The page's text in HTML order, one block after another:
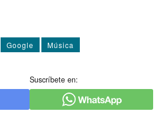
Google Música
Suscríbete en: